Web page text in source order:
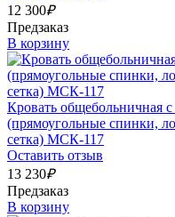
12 300₽
Предзаказ
В корзину
Кровать общебольничная
(прямоугольные спинки,
сетка) МСК-117
Оставить отзыв
13 230₽
Предзаказ
В корзину